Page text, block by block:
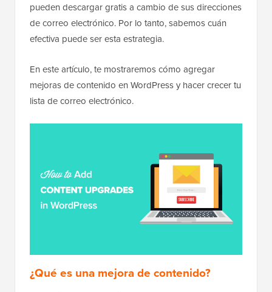
pueden descargar gratis a cambio de sus direcciones
de correo electrónico. Por lo tanto, sabemos cuán
efectiva puede ser esta estrategia.
En este artículo, te mostraremos cómo agregar
mejoras de contenido en WordPress y hacer crecer tu
lista de correo electrónico.
¿Qué es una mejora de contenido?